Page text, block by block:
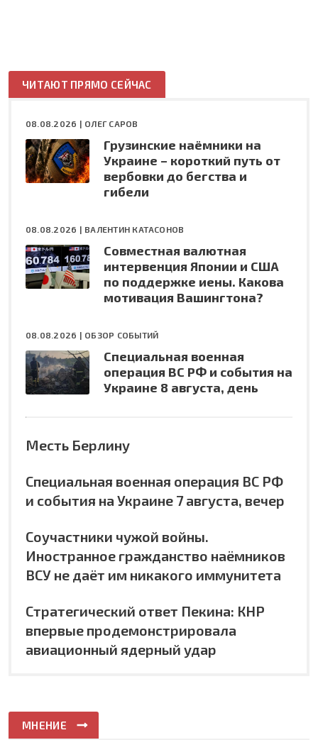
ЧИТАЮТ ПРЯМО СЕЙЧАС
08.08.2026 | ОЛЕГ САРОВ
Грузинские наёмники на
Украине – короткий путь от
вербовки до бегства и
гибели
08.08.2026 | ВАЛЕНТИН КАТАСОНОВ
Совместная валютная
интервенция Японии и США
по поддержке иены. Какова
мотивация Вашингтона?
08.08.2026 | ОБЗОР СОБЫТИЙ
Специальная военная
операция ВС РФ и события на
Украине 8 августа, день
Месть Берлину
Специальная военная операция ВС РФ
и события на Украине 7 августа, вечер
Соучастники чужой войны.
Иностранное гражданство наёмников
ВСУ не даёт им никакого иммунитета
Стратегический ответ Пекина: КНР
впервые продемонстрировала
авиационный ядерный удар
МНЕНИЕ